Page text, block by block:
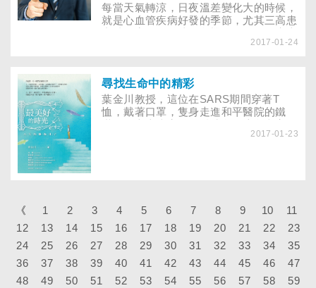
每當天氣轉涼，日夜溫差變化大的時候，
就是心血管疾病好發的季節，尤其三高患
常遇見許多人有濳在風險而不自知，等到
2017-01-24
尋找生命中的精彩
葉金川教授，這位在SARS期間穿著T
恤，戴著口罩，隻身走進和平醫院的鐵
「我希望這一輩子留下感動自己的事情，
2017-01-23
《 1 2 3 4 5 6 7 8 9 10
11
12
13 14 15 16 17 18 19 20 21 22
23
24
25 26 27 28 29 30 31 32 33 34
35
36
37 38 39 40 41 42 43 44 45 46
47
48
49 50 51 52 53 54 55 56 57 58
59